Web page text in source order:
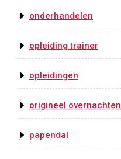
onderhandelen
opleiding trainer
opleidingen
origineel overnachten
papendal